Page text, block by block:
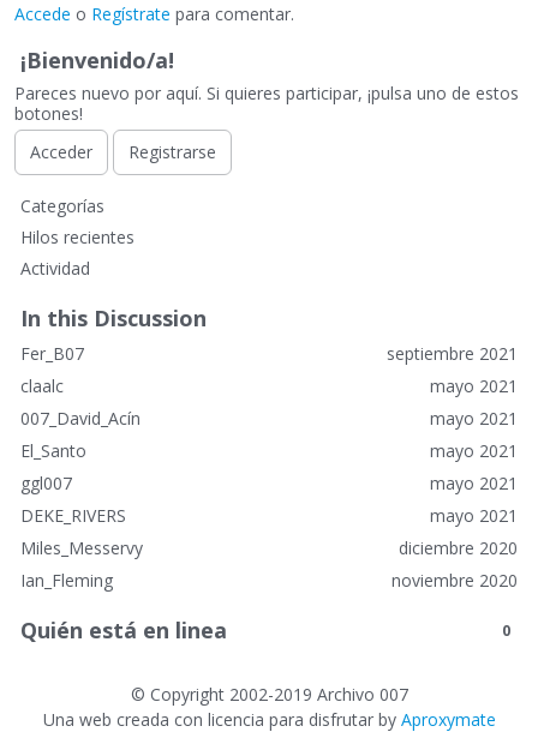
Accede o Regístrate para comentar.
¡Bienvenido/a!
Pareces nuevo por aquí. Si quieres participar, ¡pulsa uno de estos
botones!
Acceder
Registrarse
E
n
a
c
e
s
r
á
p
d
o
s
Categorías
Hilos recientes
Actividad
In this Discussion
septiembre 2021
Fer_B07
mayo 2021
claalc
mayo 2021
007_David_Acín
mayo 2021
El_Santo
mayo 2021
ggl007
mayo 2021
DEKE_RIVERS
diciembre 2020
Miles_Messervy
noviembre 2020
Ian_Fleming
Quién está en linea 0
© Copyright 2002-2019 Archivo 007
Una web creada con licencia para disfrutar by Aproxymate